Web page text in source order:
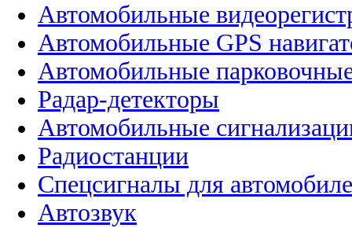
Автомобильные
Автомобильные GPS
Автомобильные
Радар-детекторы
Автомобильные
Радиостанции
Спецсигналы для
Автозвук